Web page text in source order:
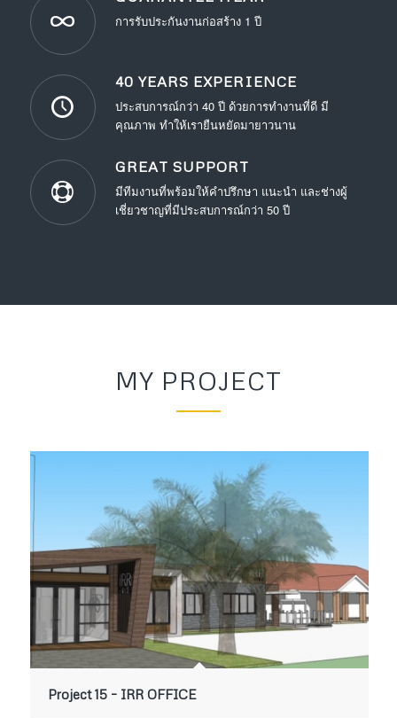
การรับประกันงานก่อสร้าง 1 ปี
40 YEARS EXPERIENCE
ประสบการณ์กว่า 40 ปี ด้วยการทำงานที่ดี มี
คุณภาพ ทำให้เรายืนหยัดมายาวนาน
GREAT SUPPORT
มีทีมงานที่พร้อมให้คำปรึกษา แนะนำ และช่างผู้
เชี่ยวชาญที่มีประสบการณ์กว่า 50 ปี
MY PROJECT
Project 15 – IRR OFFICE